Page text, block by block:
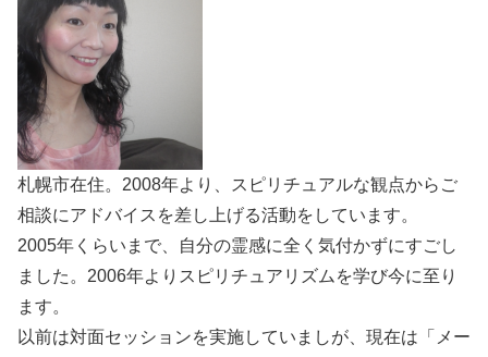
札幌市在住。2008年より、スピリチュアルな観点からご
相談にアドバイスを差し上げる活動をしています。
2005年くらいまで、自分の霊感に全く気付かずにすごし
ました。2006年よりスピリチュアリズムを学び今に至り
ます。
以前は対面セッションを実施していましが、現在は「メー